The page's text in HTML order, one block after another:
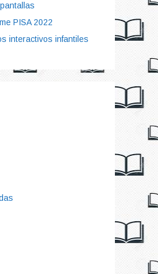
PISA 2022
interactivos infantiles